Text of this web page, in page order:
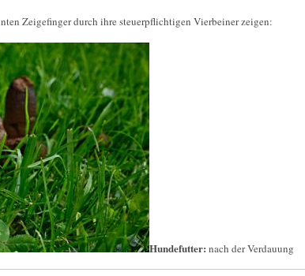
Zeigefinger durch ihre steuerpflichtigen Vierbeiner zeigen:
Hundefutter: nach der Verdauung